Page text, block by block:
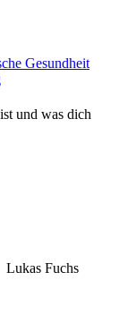
Gesundheit
und was dich
Lukas Fuchs